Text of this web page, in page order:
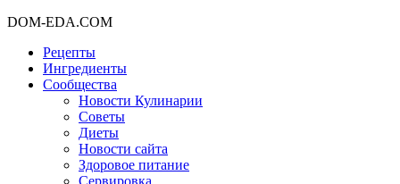
DOM-EDA.COM
Рецепты
Ингредиенты
Сообщества
Новости Кулинарии
Советы
Диеты
Новости сайта
Здоровое питание
Сервировка